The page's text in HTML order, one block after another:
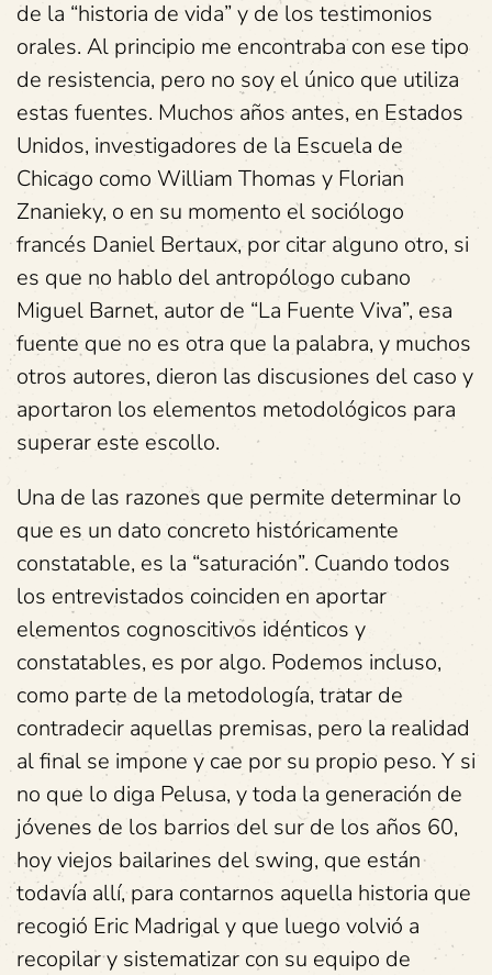
de la “historia de vida” y de los testimonios
orales. Al principio me encontraba con ese tipo
de resistencia, pero no soy el único que utiliza
estas fuentes. Muchos años antes, en Estados
Unidos, investigadores de la Escuela de
Chicago como William Thomas y Florian
Znanieky, o en su momento el sociólogo
francés Daniel Bertaux, por citar alguno otro, si
es que no hablo del antropólogo cubano
Miguel Barnet, autor de “La Fuente Viva”, esa
fuente que no es otra que la palabra, y muchos
otros autores, dieron las discusiones del caso y
aportaron los elementos metodológicos para
superar este escollo.
Una de las razones que permite determinar lo
que es un dato concreto históricamente
constatable, es la “saturación”. Cuando todos
los entrevistados coinciden en aportar
elementos cognoscitivos idénticos y
constatables, es por algo. Podemos incluso,
como parte de la metodología, tratar de
contradecir aquellas premisas, pero la realidad
al final se impone y cae por su propio peso. Y si
no que lo diga Pelusa, y toda la generación de
jóvenes de los barrios del sur de los años 60,
hoy viejos bailarines del swing, que están
todavía allí, para contarnos aquella historia que
recogió Eric Madrigal y que luego volvió a
recopilar y sistematizar con su equipo de